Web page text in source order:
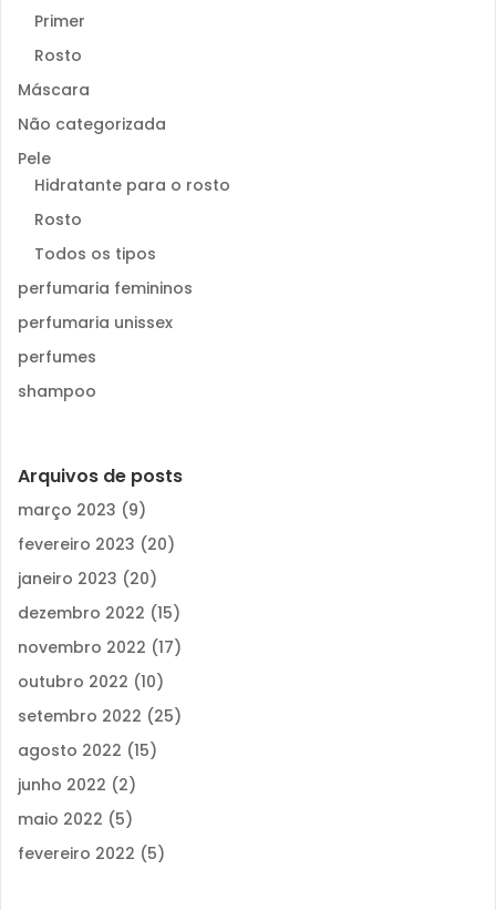
Primer
Rosto
Máscara
Não categorizada
Pele
Hidratante para o rosto
Rosto
Todos os tipos
perfumaria femininos
perfumaria unissex
perfumes
shampoo
Arquivos de posts
março 2023 (9)
fevereiro 2023 (20)
janeiro 2023 (20)
dezembro 2022 (15)
novembro 2022 (17)
outubro 2022 (10)
setembro 2022 (25)
agosto 2022 (15)
junho 2022 (2)
maio 2022 (5)
fevereiro 2022 (5)